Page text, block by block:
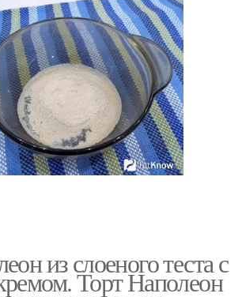
из слоеного теста с
Торт Наполеон